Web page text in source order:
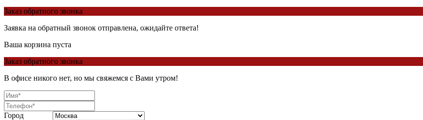
Заказ обратного звонка
Заявка на обратный звонок отправлена, ожидайте ответа!
Ваша корзина пуста
Заказ обратного звонка
В офисе никого нет, но мы свяжемся с Вами утром!
Город